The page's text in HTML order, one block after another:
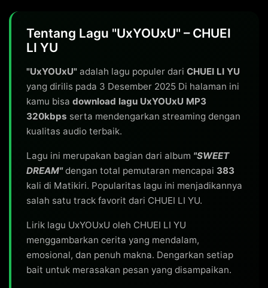
Neoreul wihae maeil noraehadeon nal (Ooh)
Sungansungan kkumgatatji (gatatji)
[Refrain]
My heart's all in, no fold, no exit
Uri gachi duri matji
Focus on me, no time, no more
Sarang matji (You, you, you)
[Pre-Chorus]
Nae maeumeun dallyeoga negeman
I'll stay here with you, geokjeongeun ma
Yaksokallae uri dulman
Tentang Lagu "UxYOUxU" – CHUEI
LI YU
"UxYOUxU" adalah lagu populer dari CHUEI LI YU
yang dirilis pada 3 Desember 2025 Di halaman ini
kamu bisa download lagu UxYOUxU MP3
320kbps serta mendengarkan streaming dengan
kualitas audio terbaik.
Lagu ini merupakan bagian dari album "SWEET
DREAM"dengan total pemutaran mencapai 383
kali di Matikiri. Popularitas lagu ini menjadikannya
salah satu track favorit dari CHUEI LI YU.
Lirik lagu UxYOUxU oleh CHUEI LI YU
menggambarkan cerita yang mendalam,
emosional, dan penuh makna. Dengarkan setiap
bait untuk merasakan pesan yang disampaikan.